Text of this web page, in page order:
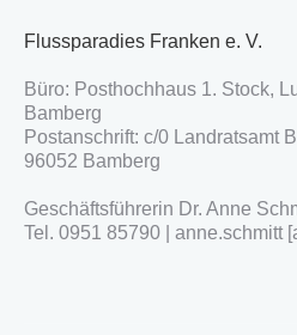
Flussparadies Franken e. V.
Büro: Posthochhaus 1. Stock,
Bamberg
Postanschrift: c/0 Landratsamt
96052 Bamberg
Geschäftsführerin Dr. Anne
Tel. 0951 85790 | anne.schmitt